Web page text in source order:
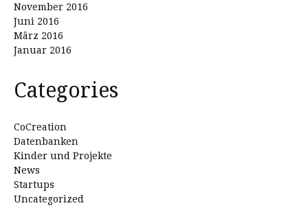
November 2016
Juni 2016
März 2016
Januar 2016
Categories
CoCreation
Datenbanken
Kinder und Projekte
News
Startups
Uncategorized